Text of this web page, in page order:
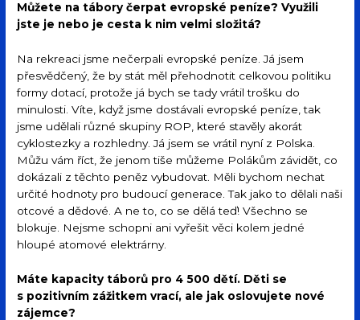
Můžete na tábory čerpat evropské peníze? Využili
jste je nebo je cesta k nim velmi složitá?
Na rekreaci jsme nečerpali evropské peníze. Já jsem
přesvědčený, že by stát měl přehodnotit celkovou politiku
formy dotací, protože já bych se tady vrátil trošku do
minulosti. Víte, když jsme dostávali evropské peníze, tak
jsme udělali různé skupiny ROP, které stavěly akorát
cyklostezky a rozhledny. Já jsem se vrátil nyní z Polska.
Můžu vám říct, že jenom tiše můžeme Polákům závidět, co
dokázali z těchto peněz vybudovat. Měli bychom nechat
určité hodnoty pro budoucí generace. Tak jako to dělali naši
otcové a dědové. A ne to, co se dělá teď! Všechno se
blokuje. Nejsme schopni ani vyřešit věci kolem jedné
hloupé atomové elektrárny.
Máte kapacity táborů pro 4 500 dětí. Děti se
s pozitivním zážitkem vrací, ale jak oslovujete nové
zájemce?